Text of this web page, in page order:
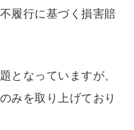
履行に基づく損害賠
なっていますが、
みを取り上げており